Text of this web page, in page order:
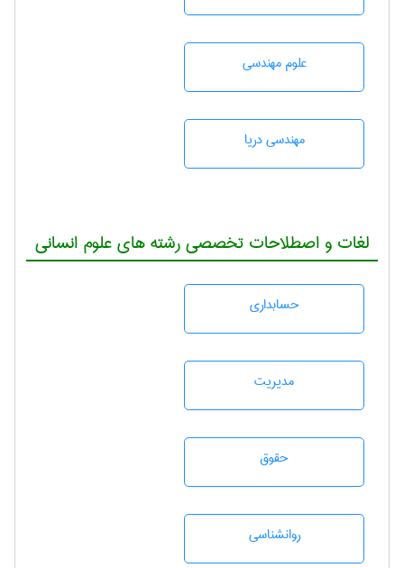
علوم مهندسی
مهندسی دریا
لغات و اصطلاحات تخصصی رشته های علوم انسانی
حسابداری
مديريت
حقوق
روانشناسی